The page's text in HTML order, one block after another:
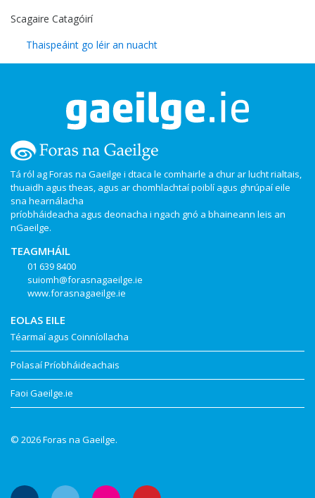
Scagaire Catagóirí
Thaispeáint go léir an nuacht
Tá ról ag Foras na Gaeilge i dtaca le comhairle a chur ar lucht rialtais,
thuaidh agus theas, agus ar chomhlachtaí poiblí agus ghrúpaí eile
sna hearnálacha
príobháideacha agus deonacha i ngach gnó a bhaineann leis an
nGaeilge.
TEAGMHÁIL
01 639 8400
suiomh@forasnagaeilge.ie
www.forasnagaeilge.ie
EOLAS EILE
Téarmaí agus Coinníollacha
Polasaí Príobháideachais
Faoi Gaeilge.ie
© 2026 Foras na Gaeilge.